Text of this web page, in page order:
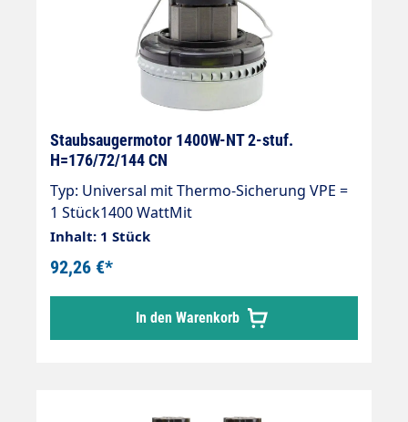
Staubsaugermotor 1400W-NT 2-stuf.
H=176/72/144 CN
Typ: Universal mit Thermo-Sicherung VPE =
1 Stück1400 WattMit
ThermosicherungGesamthöhe: 176
mmTurbinenhöhe: 72 mmDurchmesser: 144
mm2-stufig230 V / 50 Hz.Typ: UniversalKabel
beigelegtDoppelt kugelgelagertDoppelte
IsolierungIsolierungsklasse "B"
Inhalt: 1 Stück
92,26 €*
In den Warenkorb